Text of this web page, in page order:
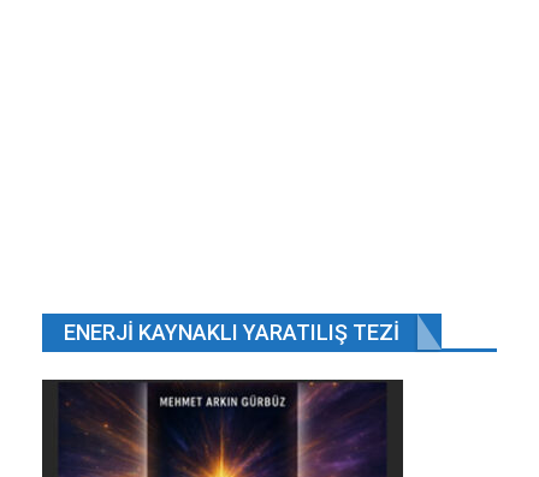
“Güneş YEKA’sına pil depolama düzenlemesi
ekleyeceğiz”
Enerji ve Tabii Kaynaklar Bakanı Albayrak, “Güneş
ENERJI KAYNAKLI YARATILIŞ TEZI